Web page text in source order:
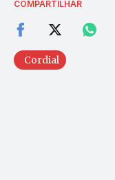
COMPARTILHAR
Cordial